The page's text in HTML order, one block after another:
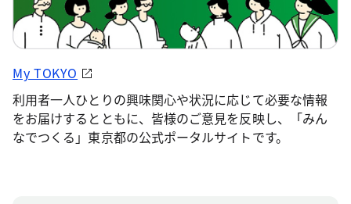
My TOKYO
利用者一人ひとりの興味関心や状況に応じて必要な情報
をお届けするとともに、皆様のご意見を反映し、「みん
なでつくる」東京都の公式ポータルサイトです。